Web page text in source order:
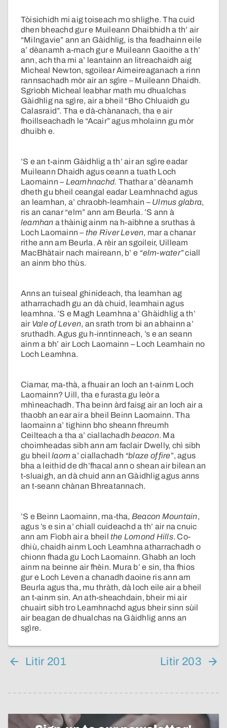
Tòisichidh mi aig toiseach mo shlighe. Tha cuid
dhen bheachd gur e Muileann Dhaibhidh a th’ air
“Milngavie” ann an Gàidhlig, is tha feadhainn eile
a’ dèanamh a-mach gur e Muileann Gaoithe a th’
ann, ach tha mi a’ leantainn an litreachaidh aig
Mìcheal Newton, sgoilear Aimeireaganach a rinn
rannsachadh mòr air an sgìre – Muileann Dhaidh.
Sgrìobh Mìcheal leabhar math mu dhualchas
Gàidhlig na sgìre, air a bheil “Bho Chluaidh gu
Calasraid”. Tha e dà-chànanach, tha e air
fhoillseachadh le “Acair” agus mholainn gu mòr
dhuibh e.
’S e an t-ainm Gàidhlig a th’ air an sgìre eadar
Muileann Dhaidh agus ceann a tuath Loch
Laomainn – Leamhnachd. Thathar a’ dèanamh
dheth gu bheil ceangal eadar Leamhnachd agus
an leamhan, a’ chraobh-leamhain – Ulmus glabra,
ris an canar “elm” ann am Beurla. ’S ann à
leamhan a thàinig ainm na h-aibhne a sruthas à
Loch Laomainn – the River Leven, mar a chanar
rithe ann am Beurla. A rèir an sgoileir, Uilleam
MacBhàtair nach maireann, b’ e “elm-water”ciall
an ainm bho thùs.
Anns an tuiseal ghinideach, tha leamhan ag
atharrachadh gu an dà chuid, leamhain agus
leamhna. ’S e Magh Leamhna a’ Ghàidhlig a th’
air Vale of Leven, an srath trom bi an abhainn a’
sruthadh. Agus gu h-inntinneach, ’s e an seann
ainm a bh’ air Loch Laomainn – Loch Leamhain no
Loch Leamhna.
Ciamar, ma-thà, a fhuair an loch an t-ainm Loch
Laomainn? Uill, tha e furasta gu leòr a
mhìneachadh. Tha beinn àrd faisg air an loch air a
thaobh an ear air a bheil Beinn Laomainn. Tha
laomainn a’ tighinn bho sheann fhreumh
Ceilteach a tha a’ ciallachadhbeacon. Ma
choimheadas sibh ann am faclair Dwelly, chì sibh
gu bheillaom a’ ciallachadh “blaze of fire”, agus
bha a leithid de dh’fhacal ann o shean air bilean an
t-sluaigh, an dà chuid ann an Gàidhlig agus anns
an t-seann chànan Bhreatannach.
’S e Beinn Laomainn, ma-tha, Beacon Mountain,
agus ’s e sin a’ chiall cuideachd a th’ air na cnuic
ann am Fìobh air a bheil the Lomond Hills. Co-
dhiù, chaidh ainm Loch Leamhna atharrachadh o
chionn fhada gu Loch Laomainn. Ghabh an loch
ainm na beinne air fhèin. Mura b’ e sin, tha fhios
gur e Loch Leven a chanadh daoine ris ann am
Beurla agus tha, mu thràth, dà loch eile air a bheil
an t-ainm sin. An ath-sheachdain, bheir mi air
chuairt sibh tro Leamhnachd agus bheir sinn sùil
air beagan de dhualchas na Gàidhlig anns an
sgìre.
Litir 201 Litir 203